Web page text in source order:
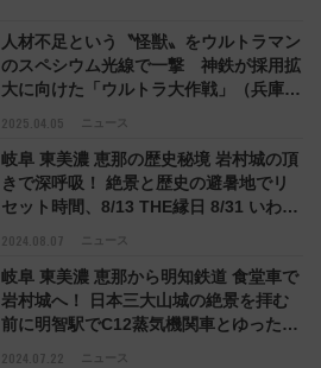
2025.04.05 ニュース
⼈材不⾜という〝怪獣〟をウルトラマン
のスペシウム光線で⼀撃 神鉄が採用拡
大に向けた「ウルトラ大作戦」（兵庫県
2024.08.07 ニュース
岐阜 東美濃 恵那の歴史秘境 岩村城の頂
きで深呼吸！ 絶景と歴史の避暑地でリ
セット時間、8/13 THE縁日 8/31 いわむ
2024.07.22 ニュース
岐阜 東美濃 恵那から明知鉄道 食堂車で
岩村城へ！ 日本三大山城の絶景を拝む
前に明智駅でC12蒸気機関車とゆったり